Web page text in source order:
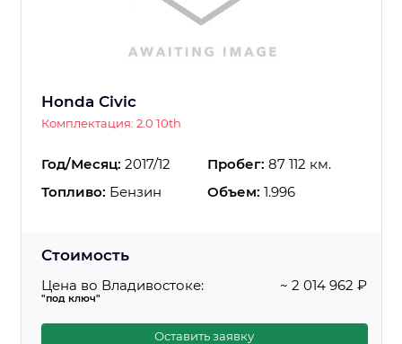
Honda Civic
Комплектация: 2.0 10th
Год/Месяц: 2017/12 Пробег: 87 112 км.
Топливо: Бензин Объем: 1.996
Стоимость
Цена во Владивостоке:
"под ключ"
~ 2 014 962 ₽
Оставить заявку